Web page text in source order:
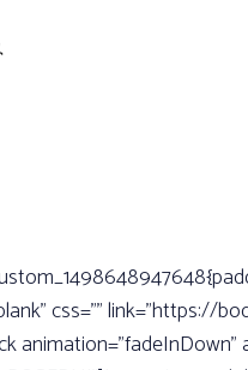
css=”” link=”https://
animation=”fadeInDown”